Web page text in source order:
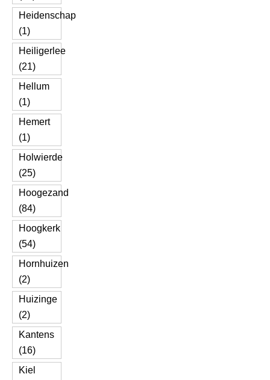
Heidenschap
(1)
Heiligerlee
(21)
Hellum
(1)
Hemert
(1)
Holwierde
(25)
Hoogezand
(84)
Hoogkerk
(54)
Hornhuizen
(2)
Huizinge
(2)
Kantens
(16)
Kiel